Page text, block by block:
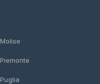
Molise
Piemonte
Puglia